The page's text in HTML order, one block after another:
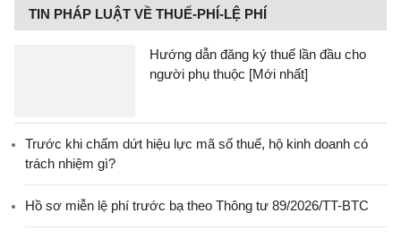
TIN PHÁP LUẬT VỀ THUẾ-PHÍ-LỆ PHÍ
Hướng dẫn đăng ký thuế lần đầu cho
người phụ thuộc [Mới nhất]
Trước khi chấm dứt hiệu lực mã số thuế, hộ kinh doanh có
trách nhiệm gì?
Hồ sơ miễn lệ phí trước bạ theo Thông tư 89/2026/TT-BTC